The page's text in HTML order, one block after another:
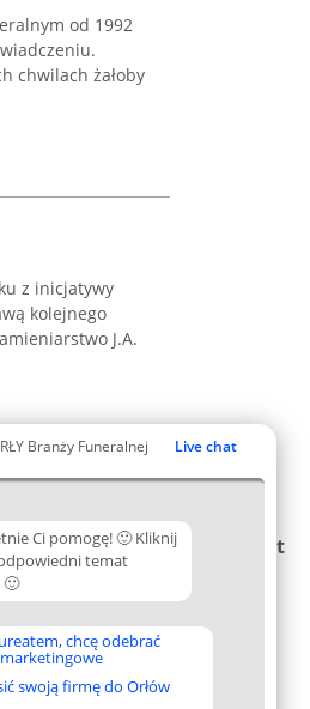
Branży Funeralnej Live chat
Ci pomogę! 🙂 Kliknij
temat
chcę odebrać
swoją firmę do Orłów
od 1992
chwilach żałoby
z inicjatywy
kolejnego
J.A.
Plebiscyt
Lista
Laureatów
Zasady
Regulamin
Kontakt